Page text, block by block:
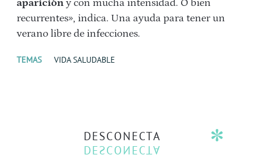
aparición y con mucha intensidad. O bien
recurrentes», indica. Una ayuda para tener un
verano libre de infecciones.
TEMAS VIDA SALUDABLE
DESCONECTA